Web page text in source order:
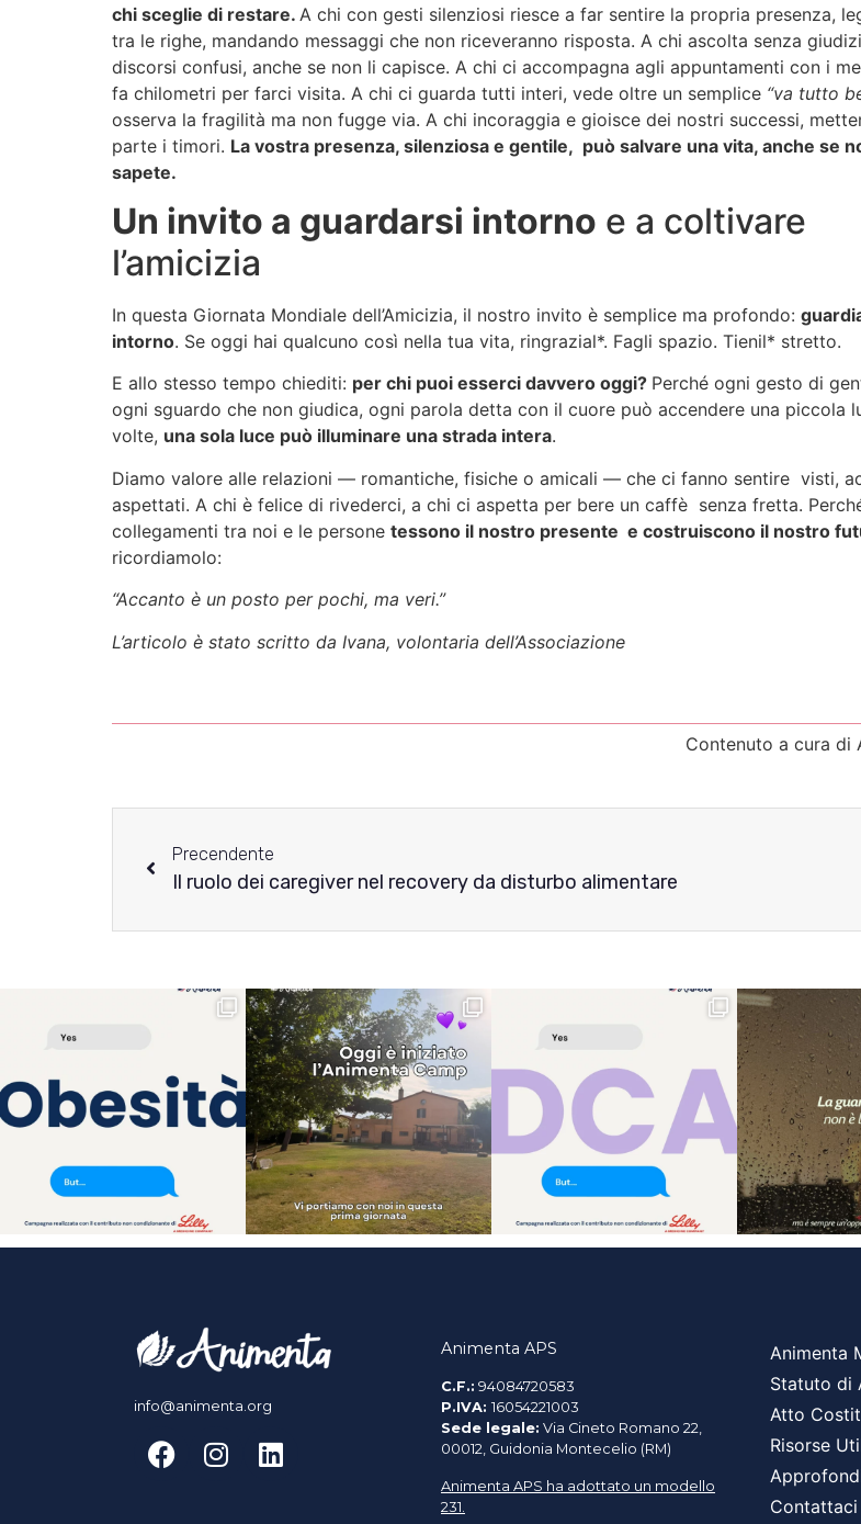
chi sceglie di restare. A chi con gesti silenziosi riesce a far sentire la propria presenza,
tra le righe, mandando messaggi che non riceveranno risposta. A chi ascolta senza
discorsi confusi, anche se non li capisce. A chi ci accompagna agli appuntamenti con i
fa chilometri per farci visita. A chi ci guarda tutti interi, vede oltre un semplice “va tutto
osserva la fragilità ma non fugge via. A chi incoraggia e gioisce dei nostri successi,
parte i timori. La vostra presenza, silenziosa e gentile, può salvare una vita, anche se
sapete.
Un invito a guardarsi intorno e a coltivare
l’amicizia
In questa Giornata Mondiale dell’Amicizia, il nostro invito è semplice ma profondo:
intorno. Se oggi hai qualcuno così nella tua vita, ringrazial*. Fagli spazio. Tienil* stretto.
E allo stesso tempo chiediti: per chi puoi esserci davvero oggi? Perché ogni gesto di
ogni sguardo che non giudica, ogni parola detta con il cuore può accendere una piccola
volte, una sola luce può illuminare una strada intera.
Diamo valore alle relazioni — romantiche, fisiche o amicali — che ci fanno sentire visti,
aspettati. A chi è felice di rivederci, a chi ci aspetta per bere un caffè senza fretta.
collegamenti tra noi e le persone tessono il nostro presente e costruiscono il nostro
ricordiamolo:
“Accanto è un posto per pochi, ma veri.”
L’articolo è stato scritto da Ivana, volontaria dell’Associazione
Contenuto a cura di
Precendente
Il ruolo dei caregiver nel recovery da disturbo alimentare
info@animenta.org
Animenta APS
C.F.: 94084720583
P.IVA: 16054221003
Sede legale: Via Cineto Romano 22,
00012, Guidonia Montecelio (RM)
Animenta APS ha adottato un modello
231.
Animenta
Statuto di
Atto
Risorse
Contattaci